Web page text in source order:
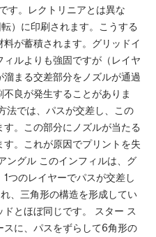
す。レクトリニアとは異な
）に印刷されます。こうする
が蓄積されます。グリッドイ
ルよりも強固ですが（レイヤ
まる交差部分をノズルが通過
良が発生することがありま
法では、パスが交差し、この
。この部分にノズルが当たる
。これが原因でプリントを失
ングル このインフィルは、グ
つのレイヤーでパスが交差し
、三角形の構造を形成してい
とほぼ同じです。 スター ス
スに、パスをずらして6角形の